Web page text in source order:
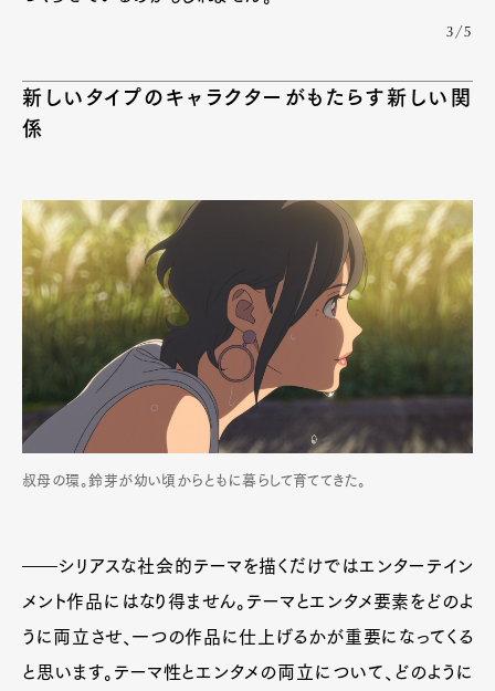
3/5
新しいタイプのキャラクターがもたらす新しい関
係
叔母の環。鈴芽が幼い頃からともに暮らして育ててきた。
――シリアスな社会的テーマを描くだけではエンターテイン
メント作品にはなり得ません。テーマとエンタメ要素をどのよ
うに両立させ、一つの作品に仕上げるかが重要になってくる
と思います。テーマ性とエンタメの両立について、どのように